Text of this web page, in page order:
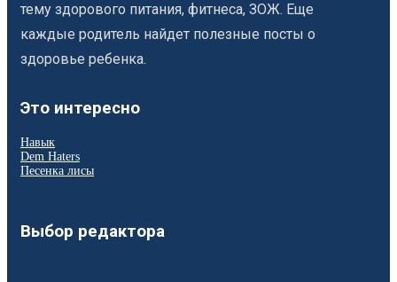
тему здорового питания, фитнеса, ЗОЖ. Еще
каждые родитель найдет полезные посты о
здоровье ребенка.
Это интересно
Навык
Dem Haters
Песенка лисы
Выбор редактора